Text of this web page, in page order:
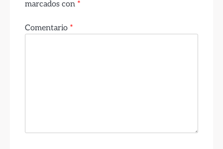
marcados con *
Comentario *